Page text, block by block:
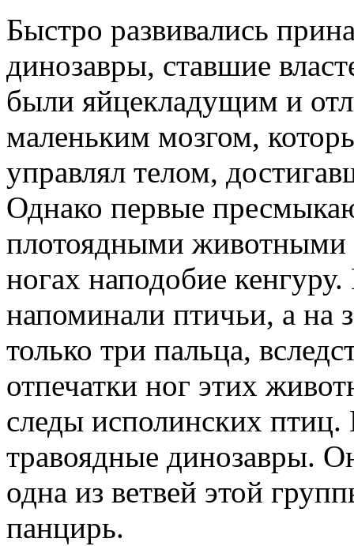
Быстро развивались
динозавры, ставшие
были яйцекладущим и
маленьким мозгом,
управлял телом,
Однако первые
плотоядными животными
ногах наподобие
напоминали птичьи, а на
только три пальца,
отпечатки ног этих
следы исполинских птиц.
травоядные динозавры.
одна из ветвей этой
панцирь.